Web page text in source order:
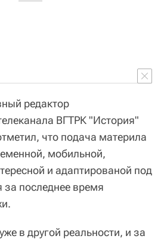
редактор
ВГТРК "История"
что подача материла
мобильной,
и адаптированой под
последнее время
в другой реальности, и за